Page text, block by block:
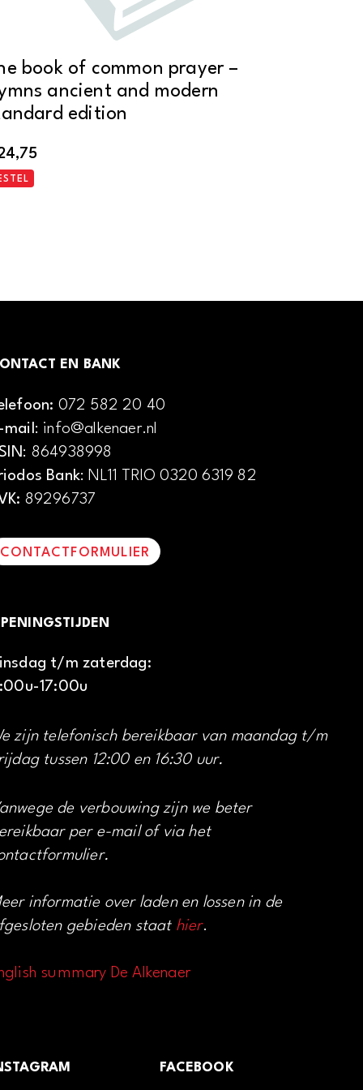
book of common prayer –
ancient and modern
edition
EN BANK
072 582 20 40
mail: info@alkenaer.nl
: 864938998
Bank: NL11 TRIO 0320 6319 82
89296737
CONTACTFORMULIER
t/m zaterdag:
17:00u
zijn telefonisch bereikbaar van maandag t/m
tussen 12:00 en 16:30 uur.
de verbouwing zijn we beter
per e-mail of via het
informatie over laden en lossen in de
gebieden staat hier.
summary De Alkenaer
FACEBOOK